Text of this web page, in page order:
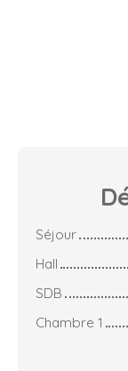
Séjour
Hall
SDB
Chambre 1